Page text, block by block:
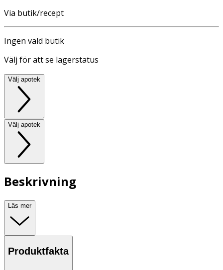
Via butik/recept
Ingen vald butik
Välj för att se lagerstatus
Välj apotek
Välj apotek
Beskrivning
Läs mer
Produktfakta